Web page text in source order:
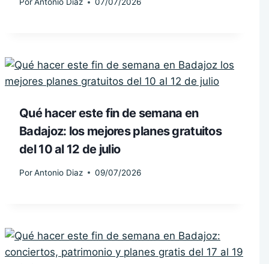
PorAntonio Diaz 07/07/2026
Qué hacer este fin de semana en
Badajoz: los mejores planes gratuitos
del 10 al 12 de julio
PorAntonio Diaz 09/07/2026